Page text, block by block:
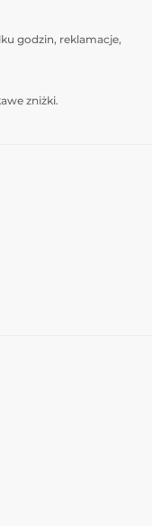
godzin, reklamacje,
zniżki.